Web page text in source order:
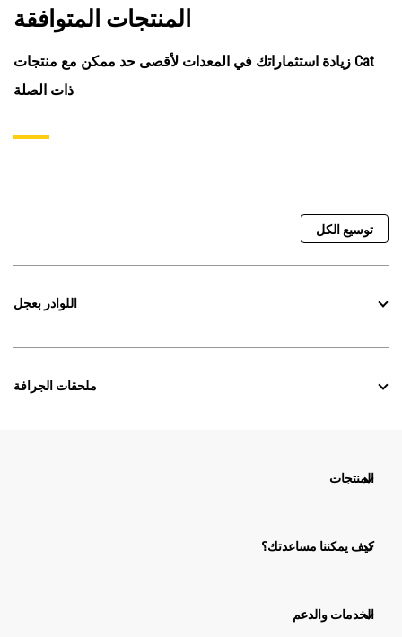
المنتجات المتوافقة
زيادة استثماراتك في المعدات لأقصى حد ممكن مع منتجات Cat
ذات الصلة
توسيع الكل
اللوادر بعجل
ملحقات الجرافة
المنتجات
كيف يمكننا مساعدتك؟
الخدمات والدعم